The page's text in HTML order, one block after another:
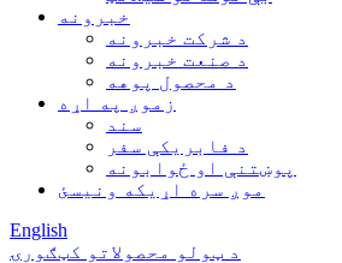
خبرونه
د شرکت خبرونه
د صنعت خبرونه
د محصول پوهه
زموږ په اړه
سند
د فابریکې سفر
پوښتنې او ځوابونه
موږ سره اړیکه ونیسئ
English
د ټولو محصولاتو کټګورۍ